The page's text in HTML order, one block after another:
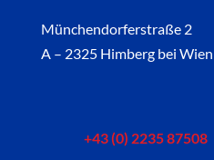
Münchendorferstraße 2
A – 2325 Himberg bei Wien
+43 (0) 2235 87508